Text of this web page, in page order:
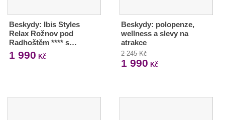
Beskydy: Ibis Styles
Relax Rožnov pod
Radhoštěm **** s…
1 990 Kč
Beskydy: polopenze,
wellness a slevy na
atrakce
2 245 Kč
1 990 Kč